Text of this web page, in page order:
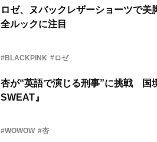
ロゼ、ヌバックレザーショーツで
全ルックに注目
#BLACKPINK #ロゼ
杏が“英語で演じる刑事”に挑戦 国
SWEAT』
#WOWOW #杏